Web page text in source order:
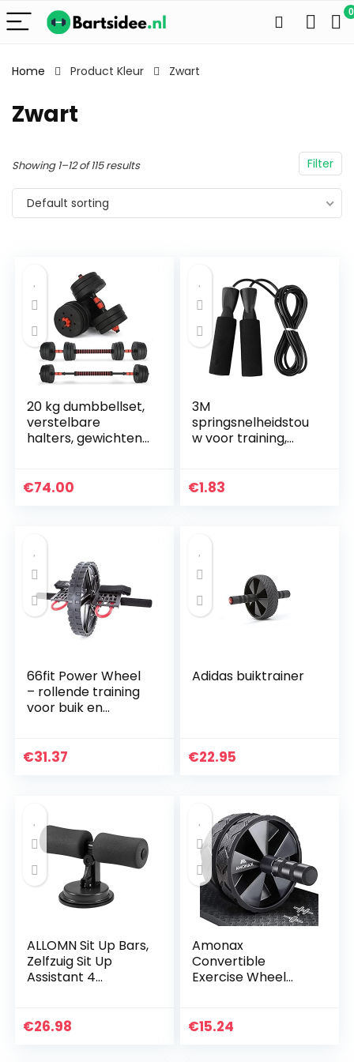
0
Home Product Kleur Zwart
Zwart
Filter
Showing 1–12 of 115 results
Default sorting
20 kg dumbbellset,
verstelbare
halters, gewichten,
sportschool.
€74.00
3M
springsnelheidstou
w voor training,
boksen, afvallen,
€1.83
66fit Power Wheel
– rollende training
voor buik en
€31.37
Adidas buiktrainer
€22.95
ALLOMN Sit Up Bars,
Zelfzuig Sit Up
Assistant 4
Stand,
€26.98
Amonax
Convertible
Exercise Wheel
met Grote Kniemat
€15.24